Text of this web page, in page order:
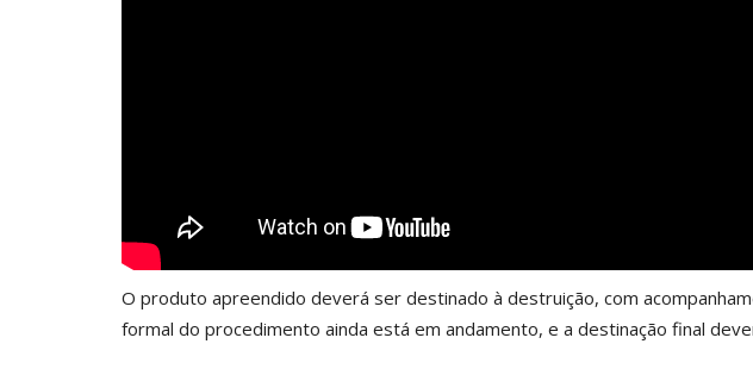
O produto apreendido deverá ser destinado à destruição, com
formal do procedimento ainda está em andamento, e a destinação final